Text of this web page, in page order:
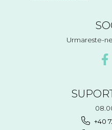
Urmareste-
+40